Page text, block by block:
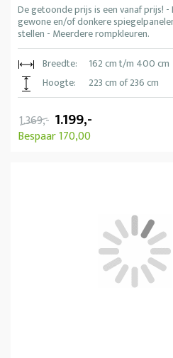
De getoonde prijs is een vanaf prijs!
gewone en/of donkere
stellen - Meerdere rompkleuren.
Breedte:
162 cm t/m 400 cm
Hoogte:
223 cm of 236 cm
1.369,- 1.199,-
Bespaar 170,00